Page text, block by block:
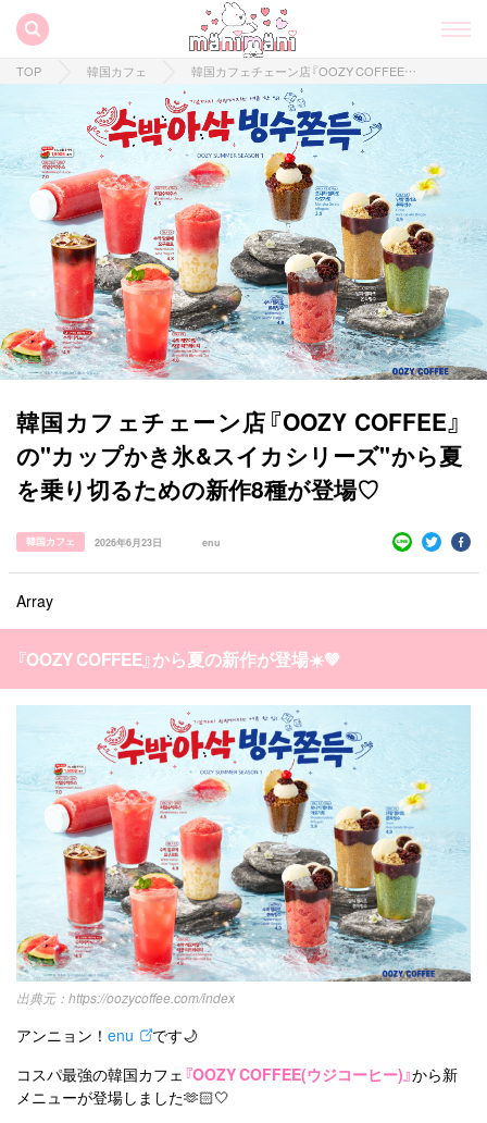
すべての記事
manimani について
カテゴリー一覧
キュレーター一覧
運営会社
韓国 オルチャン
韓国旅行 韓国ファッション
メイク k-pop コスメ ファッション
kpop トレンド
TOP 韓国カフェ 韓国カフェチェーン店『OOZY COFFEE』の"カップかき氷&スイカシリーズ"から夏を乗り切るための新作8種が登場♡
韓国カフェチェーン店『OOZY COFFEE』
の"カップかき氷&スイカシリーズ"から夏
を乗り切るための新作8種が登場♡
韓国カフェ 2026年6月23日 enu
Array
『OOZY COFFEE』から夏の新作が登場☀️💚
https://oozycoffee.com/index
アンニョン！ enu
です🌙
コスパ最強の韓国カフェ 『OOZY COFFEE(ウジコーヒー)』から新
メニューが登場しました🫶🏻🤍